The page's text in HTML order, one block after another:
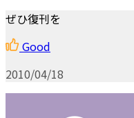
ぜひ復刊を
Good
2010/04/18